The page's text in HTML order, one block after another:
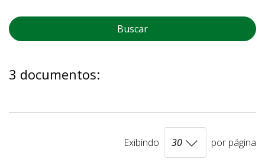
Buscar
3 documentos:
Exibindo por página